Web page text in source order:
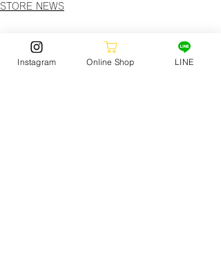
STORE NEWS
Instagram Online Shop LINE